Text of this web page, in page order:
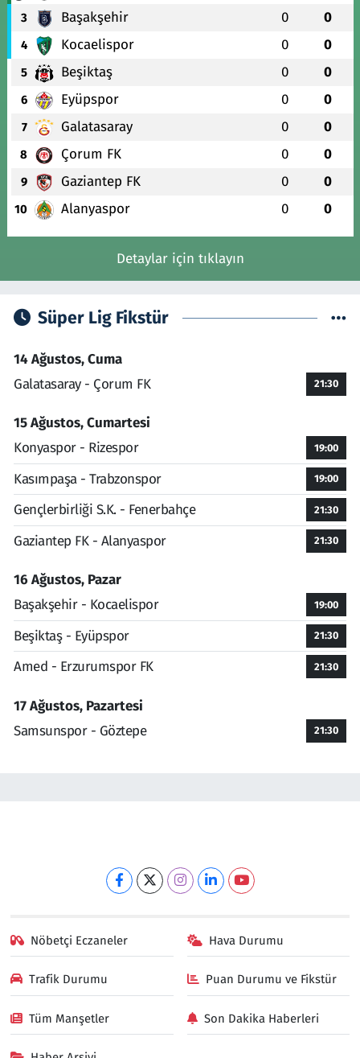
3 Başakşehir 0 0
4 Kocaelispor 0 0
5 Beşiktaş 0 0
6 Eyüpspor 0 0
7 Galatasaray 0 0
8 Çorum FK 0 0
9 Gaziantep FK 0 0
10 Alanyaspor 0 0
Detaylar için tıklayın
Süper Lig Fikstür
14 Ağustos, Cuma
Galatasaray - Çorum FK
21:30
15 Ağustos, Cumartesi
Konyaspor - Rizespor
19:00
Kasımpaşa - Trabzonspor 19:00
Gençlerbirliği S.K. - Fenerbahçe 21:30
Gaziantep FK - Alanyaspor 21:30
16 Ağustos, Pazar
Başakşehir - Kocaelispor
19:00
Beşiktaş - Eyüpspor 21:30
Amed - Erzurumspor FK 21:30
17 Ağustos, Pazartesi
Samsunspor - Göztepe
21:30
Nöbetçi Eczaneler Hava Durumu
Trafik Durumu Puan Durumu ve Fikstür
Tüm Manşetler Son Dakika Haberleri